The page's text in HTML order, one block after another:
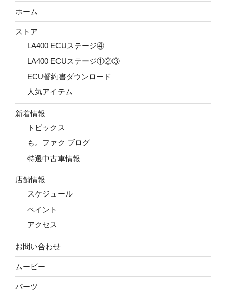
ホーム
ストア
LA400 ECUステージ④
LA400 ECUステージ①②③
ECU誓約書ダウンロード
人気アイテム
新着情報
トピックス
も。ファク ブログ
特選中古車情報
店舗情報
スケジュール
ペイント
アクセス
お問い合わせ
ムービー
パーツ